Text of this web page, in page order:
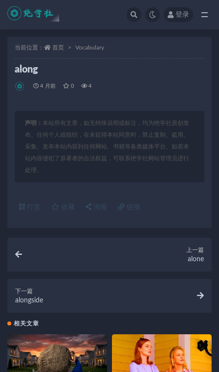
登录
当前位置： 首页 Vocabulary
along
4 月前 0 4
声明： 本站所有文章，如无特殊说明或标注，均为绝学社原创发
布。任何个人或组织，在未征得本站同意时，禁止复制、盗用、
采集、发布本站内容到任何网站、书籍等各类媒体平台。如若本
站内容侵犯了原著者的合法权益，可联系绝学社网站管理员进行
处理。
打赏 收藏 海报 链接
上一篇
alone
下一篇
alongside
相关文章